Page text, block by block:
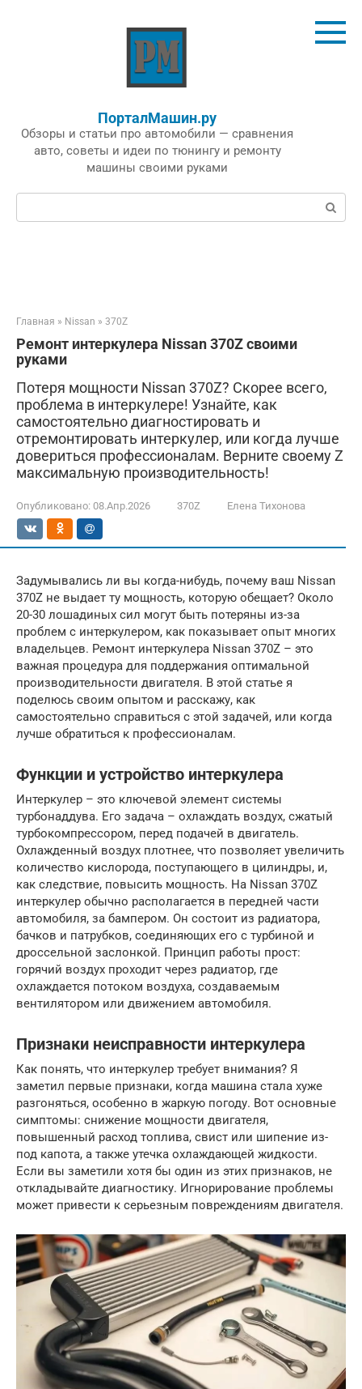
ПорталМашин.ру
Обзоры и статьи про автомобили — сравнения
авто, советы и идеи по тюнингу и ремонту
машины своими руками
Поиск:
Главная » Nissan » 370Z
Ремонт интеркулера Nissan 370Z своими
руками
Потеря мощности Nissan 370Z? Скорее всего,
проблема в интеркулере! Узнайте, как
самостоятельно диагностировать и
отремонтировать интеркулер, или когда лучше
довериться профессионалам. Верните своему Z
максимальную производительность!
Опубликовано: 08.Апр.2026 370Z Елена Тихонова
Задумывались ли вы когда-нибудь, почему ваш Nissan
370Z не выдает ту мощность, которую обещает? Около
20-30 лошадиных сил могут быть потеряны из-за
проблем с интеркулером, как показывает опыт многих
владельцев. Ремонт интеркулера Nissan 370Z – это
важная процедура для поддержания оптимальной
производительности двигателя. В этой статье я
поделюсь своим опытом и расскажу, как
самостоятельно справиться с этой задачей, или когда
лучше обратиться к профессионалам.
Функции и устройство интеркулера
Интеркулер – это ключевой элемент системы
турбонаддува. Его задача – охлаждать воздух, сжатый
турбокомпрессором, перед подачей в двигатель.
Охлажденный воздух плотнее, что позволяет увеличить
количество кислорода, поступающего в цилиндры, и,
как следствие, повысить мощность. На Nissan 370Z
интеркулер обычно располагается в передней части
автомобиля, за бампером. Он состоит из радиатора,
бачков и патрубков, соединяющих его с турбиной и
дроссельной заслонкой. Принцип работы прост:
горячий воздух проходит через радиатор, где
охлаждается потоком воздуха, создаваемым
вентилятором или движением автомобиля.
Признаки неисправности интеркулера
Как понять, что интеркулер требует внимания? Я
заметил первые признаки, когда машина стала хуже
разгоняться, особенно в жаркую погоду. Вот основные
симптомы: снижение мощности двигателя,
повышенный расход топлива, свист или шипение из-
под капота, а также утечка охлаждающей жидкости.
Если вы заметили хотя бы один из этих признаков, не
откладывайте диагностику. Игнорирование проблемы
может привести к серьезным повреждениям двигателя.